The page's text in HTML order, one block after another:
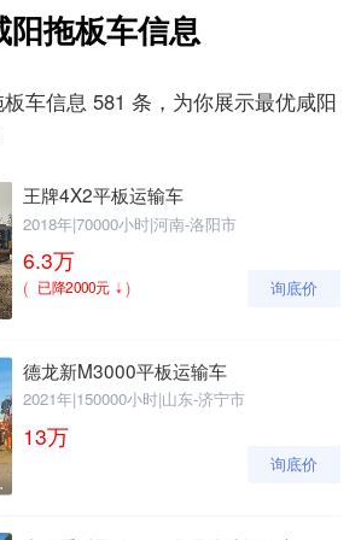
阳拖板车信息
车信息 581 条，为你展示最优咸阳
王牌4X2平板运输车
2018年|70000小时|河南-洛阳市
6.3万
( 已降2000元 ) 询底价
德龙新M3000平板运输车
2021年|150000小时|山东-济宁市
13万
询底价